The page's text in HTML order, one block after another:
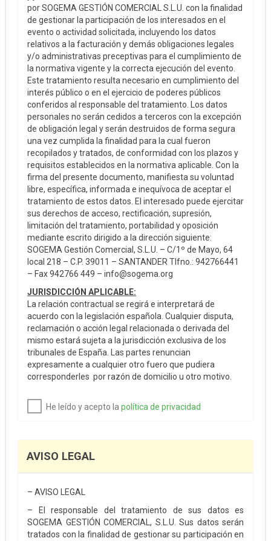
por SOGEMA GESTIÓN COMERCIAL S.L.U. con la finalidad
de gestionar la participación de los interesados en el
evento o actividad solicitada, incluyendo los datos
relativos a la facturación y demás obligaciones legales
y/o administrativas preceptivas para el cumplimiento de
la normativa vigente y la correcta ejecución del evento.
Este tratamiento resulta necesario en cumplimiento del
interés público o en el ejercicio de poderes públicos
conferidos al responsable del tratamiento. Los datos
personales no serán cedidos a terceros con la excepción
de obligación legal y serán destruidos de forma segura
una vez cumplida la finalidad para la cual fueron
recopilados y tratados, de conformidad con los plazos y
requisitos establecidos en la normativa aplicable. Con la
firma del presente documento, manifiesta su voluntad
libre, específica, informada e inequívoca de aceptar el
tratamiento de estos datos. El interesado puede ejercitar
sus derechos de acceso, rectificación, supresión,
limitación del tratamiento, portabilidad y oposición
mediante escrito dirigido a la dirección siguiente:
SOGEMA Gestión Comercial, S.L.U. – C/1º de Mayo, 64
local 218 – C.P. 39011 – SANTANDER Tlfno.: 942766441
– Fax 942766 449 – info@sogema.org
JURISDICCIÓN APLICABLE:
La relación contractual se regirá e interpretará de
acuerdo con la legislación española. Cualquier disputa,
reclamación o acción legal relacionada o derivada del
mismo estará sujeta a la jurisdicción exclusiva de los
tribunales de España. Las partes renuncian
expresamente a cualquier otro fuero que pudiera
corresponderles por razón de domicilio u otro motivo.
He leído y acepto la política de privacidad
AVISO LEGAL
– AVISO LEGAL
– El responsable del tratamiento de sus datos es
SOGEMA GESTIÓN COMERCIAL, S.L.U. Sus datos serán
tratados con la finalidad de gestionar su participación en